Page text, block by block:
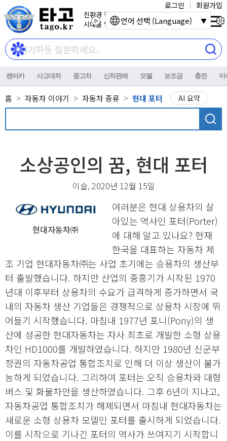
친환경 전기자동차
시대를 열어갑니다.
로그인 회원가입
렌터카 사고대차 중고차 신차판매 모델 보조금 충전 이
홈 자동차 이야기 자동차 종류 현대 포터 AI 요약
소상공인의 꿈, 현대 포터
이슬, 2020년 12월 15일
현대자동차㈜
여러분은 현대 상용차의 살
아있는 역사인 포터(Porter)
에 대해 알고 있나요? 현재
한국을 대표하는 자동차 제
조 기업 현대자동차㈜는 사업 초기에는 승용차의 생산부
터 출발했습니다. 하지만 산업의 중흥기가 시작된 1970
년대 이후부터 상용차의 수요가 급격하게 증가하면서 국
내의 자동차 생산 기업들은 경쟁적으로 상용차 시장에 뛰
어들기 시작했습니다. 마침내 1977년 포니(Pony)의 생
산에 성공한 현대자동차는 자사 최초로 개발한 소형 상용
차인 HD1000를 개발하였습니다. 하지만 1980년 신군부
정권의 자동차공업 통합조치로 인해 더 이상 생산이 불가
능하게 되었습니다. 그리하여 포터는 오직 승용차와 대형
버스 및 화물차만을 생산하였습니다. 그후 6년이 지나고,
자동차공업 통합조치가 해제되면서 마침내 현대자동차는
새로운 소형 상용차 모델인 포터를 출시하게 되었습니다.
이를 시작으로 기나긴 포터의 역사가 쓰여지기 시작합니
언어 선택 (Language)